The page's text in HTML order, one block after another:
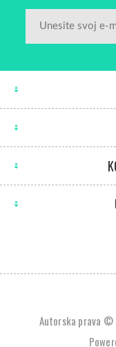
Autorska prava ©